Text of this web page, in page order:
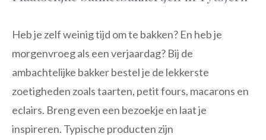
Heb je zelf weinig tijd om te bakken? En heb je
morgenvroeg als een verjaardag? Bij de
ambachtelijke bakker bestel je de lekkerste
zoetigheden zoals taarten, petit fours, macarons en
eclairs. Breng even een bezoekje en laat je
inspireren. Typische producten zijn